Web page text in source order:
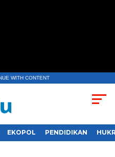
WITH CONTENT
EKOPOL PENDIDIKAN